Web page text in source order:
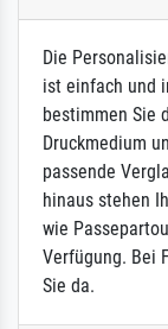
Die
ist einfach und
bestimmen Sie
Druckmedium
passende
hinaus stehen
wie
Verfügung. Bei
Sie da.